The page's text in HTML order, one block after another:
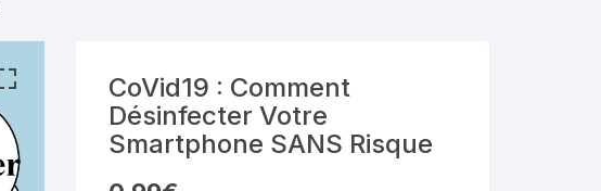
CoVid19 : Comment
Désinfecter Votre
Smartphone SANS Risque